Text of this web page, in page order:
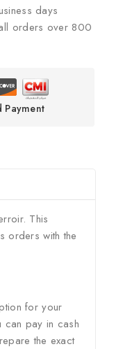
days
orders over 800
Payment
This
orders with the
for your
can pay in cash
the exact